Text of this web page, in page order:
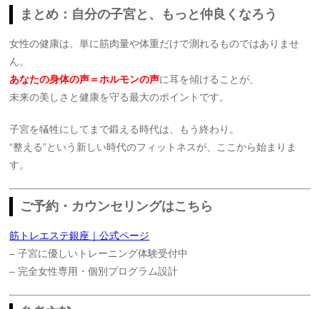
まとめ：自分の子宮と、もっと仲良くなろう
女性の健康は、単に筋肉量や体重だけで測れるものではありませ
ん。
あなたの身体の声＝ホルモンの声に耳を傾けることが、
未来の美しさと健康を守る最大のポイントです。
子宮を犠牲にしてまで鍛える時代は、もう終わり。
“整える”という新しい時代のフィットネスが、ここから始まりま
す。
ご予約・カウンセリングはこちら
筋トレエステ銀座｜公式ページ
– 子宮に優しいトレーニング体験受付中
– 完全女性専用・個別プログラム設計